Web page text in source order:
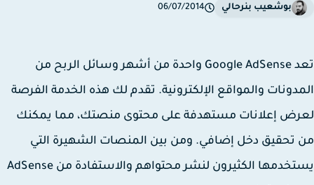
بوشعيب بنرحالي 06/07/2014
تعد Google AdSense واحدة من أشهر وسائل الربح من
والمواقع الإلكترونية. تقدم لك هذه الخدمة الفرصة
إعلانات مستهدفة على محتوى منصتك، مما يمكنك
تحقيق دخل إضافي. ومن بين المنصات الشهيرة التي
يستخدمها الكثيرون لنشر محتواهم والاستفادة من AdSense